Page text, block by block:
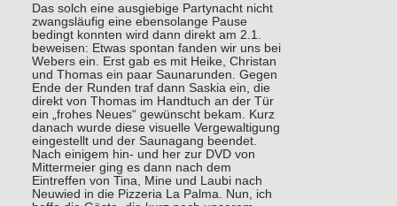
Das solch eine ausgiebige Partynacht nicht
zwangsläufig eine ebensolange Pause
bedingt konnten wird dann direkt am 2.1.
beweisen: Etwas spontan fanden wir uns bei
Webers ein. Erst gab es mit Heike, Christan
und Thomas ein paar Saunarunden. Gegen
Ende der Runden traf dann Saskia ein, die
direkt von Thomas im Handtuch an der Tür
ein „frohes Neues“ gewünscht bekam. Kurz
danach wurde diese visuelle Vergewaltigung
eingestellt und der Saunagang beendet.
Nach einigem hin- und her zur DVD von
Mittermeier ging es dann nach dem
Eintreffen von Tina, Mine und Laubi nach
Neuwied in die Pizzeria La Palma. Nun, ich